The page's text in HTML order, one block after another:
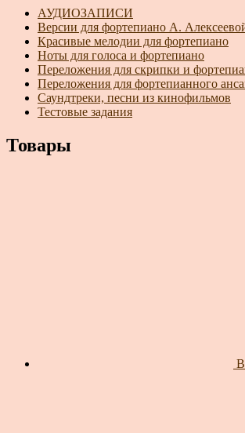
АУДИОЗАПИСИ
Версии для фортепиано А.
Красивые мелодии для фортепиано
Ноты для голоса и фортепиано
Переложения для скрипки и
Переложения для фортепианного
Саундтреки, песни из кинофильмов
Тестовые задания
Товары